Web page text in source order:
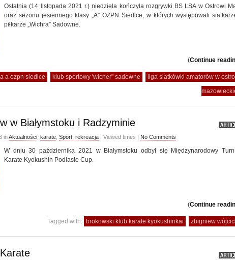
Ostatnia (14 listopada 2021 r.) niedziela kończyła rozgrywki BS LSA w Ostrowi
oraz sezonu jesiennego klasy „A” OZPN Siedlce, w których występowali
piłkarze „Wichra” Sadowne.
(Continue
a ozpn siedlce klub sportowy 'wicher" sadowne
liga siatkówki amatorów w
w Białymstoku i Radzyminie
inAktualności karate Sport, rekreacja | Viewed times | No Comments
W dniu 30 października 2021 w Białymstoku odbył się Międzynarodowy
Karate Kyokushin Podlasie Cup.
(Continue
Tagged with: brokowski klub karate kyokushinkai zbigniew